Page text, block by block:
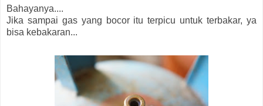
Bahayanya....
Jika sampai gas yang bocor itu terpicu untuk terbakar, ya
bisa kebakaran...